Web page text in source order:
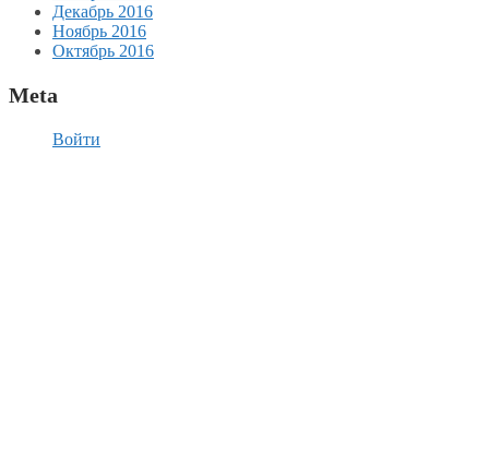
Декабрь 2016
Ноябрь 2016
Октябрь 2016
Meta
Войти